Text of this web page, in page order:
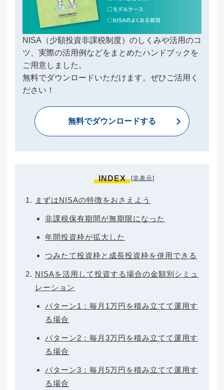
NISA（少額投資非課税制度）のしくみや活用のコ
ツ、実際の活用例などをまとめたハンドブックを
ご用意しました。
無料でダウンロードいただけます。ぜひご活用く
ださい！
無料でダウンロードする
INDEX [非表示]
まずはNISAの特徴をおさえよう
非課税保有期間が無期限になった
年間投資枠が拡大した
つみたて投資枠と成長投資枠を併用できる
NISAを活用して投資する場合の金額別シミュ
レーション
パターン1：毎月1万円を積み立てて運用す
る場合
パターン2：毎月3万円を積み立てて運用す
る場合
パターン3：毎月5万円を積み立てて運用す
る場合